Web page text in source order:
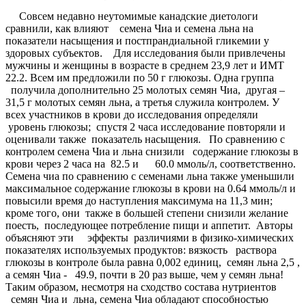
Совсем недавно неутомимые канадские диетологи
сравнили, как влияют семена Чиа и семена льна на
показатели насыщения и постпрандиальной гликемии у
здоровых субъектов. Для исследования были привлечены
мужчины и женщины в возрасте в среднем 23,9 лет и ИМТ
22.2. Всем им предложили по 50 г глюкозы. Одна группа
получила дополнительно 25 молотых семян Чиа, другая –
31,5 г молотых семян льна, а третья служила контролем. У
всех участников в крови до исследования определяли
уровень глюкозы; спустя 2 часа исследование повторяли и
оценивали также показатель насыщения. По сравнению с
контролем семена Чиа и льна снизили содержание глюкозы в
крови через 2 часа на 82.5 и 60.0 ммоль/л, соответственно.
Семена чиа по сравнению с семенами льна также уменьшили
максимальное содержание глюкозы в крови на 0.64 ммоль/л и
повысили время до наступления максимума на 11,3 мин;
кроме того, они также в большей степени снизили желание
поесть, последующее потребление пищи и аппетит. Авторы
объясняют эти эффекты различиями в физико-химических
показателях используемых продуктов: вязкость раствора
глюкозы в контроле была равна 0,002 единиц, семян льна 2,5 ,
а семян Чиа - 49.9, почти в 20 раз выше, чем у семян льна!
Таким образом, несмотря на сходство состава нутриентов
семян Чиа и льна, семена Чиа обладают способностью